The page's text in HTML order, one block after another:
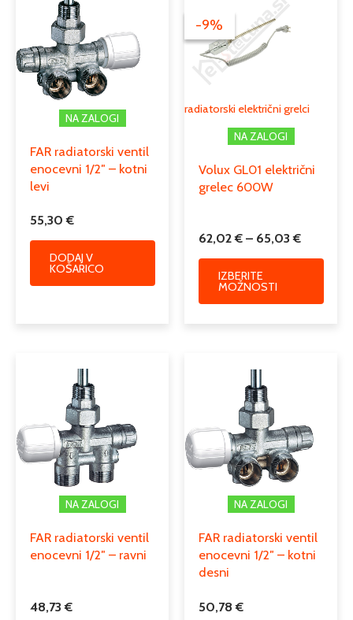
Moč w
Cevni priključek
Podkategorija1
Podkategorija2 jekleni cevni radiatorji
NA ZALOGI
FAR radiatorski ventil
enocevni 1/2″ – kotni
levi
55,30€
DODAJ V
KOŠARICO
-9%
radiatorski električni grelci
-9%
NA ZALOGI
Volux GL01 električni
grelec 600W
62,02€ – 65,03€
IZBERITE
MOŽNOSTI
NA ZALOGI
FAR radiatorski ventil
enocevni 1/2″ – ravni
48,73€
NA ZALOGI
FAR radiatorski ventil
enocevni 1/2″ – kotni
desni
50,78€